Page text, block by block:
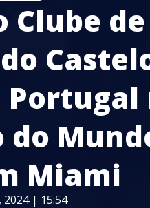
Miami
2024 | 15:54